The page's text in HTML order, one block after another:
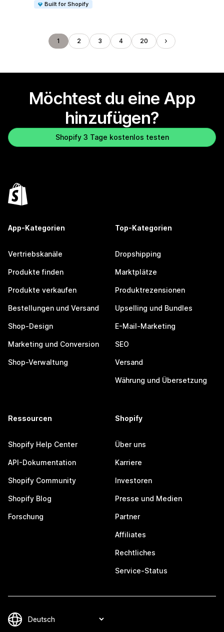
Built for Shopify
1 2 3 4 20
Möchtest du eine App
hinzufügen?
Shopify 3 Tage kostenlos testen
App-Kategorien
Vertriebskanäle
Produkte finden
Produkte verkaufen
Bestellungen und Versand
Shop-Design
Marketing und Conversion
Shop-Verwaltung
Top-Kategorien
Dropshipping
Marktplätze
Produktrezensionen
Upselling und Bundles
E-Mail-Marketing
SEO
Versand
Währung und Übersetzung
Ressourcen
Shopify Help Center
API-Dokumentation
Shopify Community
Shopify Blog
Forschung
Shopify
Über uns
Karriere
Investoren
Presse und Medien
Partner
Affiliates
Rechtliches
Service-Status